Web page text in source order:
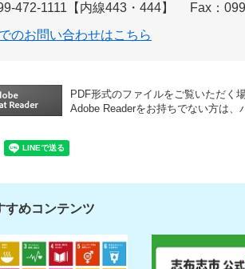
472-1111【内線443・444】
Fax：
のお問い合わせはこちら
PDF形式のファイルをご覧いただく
Adobe Readerをお持ちでない方は、
すめコンテンツ